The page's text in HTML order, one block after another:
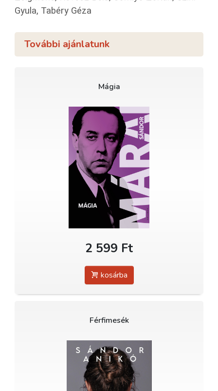
Gyula, Tabéry Géza
További ajánlatunk
Mágia
2 599 Ft
kosárba
Férfimesék